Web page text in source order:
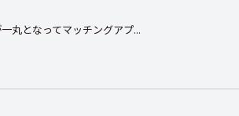
丸となってマッチングアプ...